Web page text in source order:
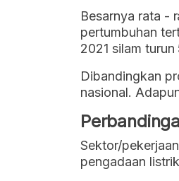
Besarnya rata -
pertumbuhan
2021 silam
Dibandingkan
nasional.
Sektor/
pengadaan